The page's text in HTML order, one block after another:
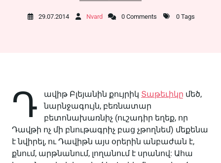
29.07.2014 Nvard 0 Comments 0 Tags
Դ ավիթ Բլեյանին քույրիկ Տաթեւիկը մեծ,
նարնջագույն, բեռնատար
բետոնախառնիչ (ուշադիր եղեք, որ
Դավթի ոչ մի բնութագրիչ բաց չթողնեմ) մեքենա
է նվիրել, ու Դավիթն այս օրերին անբաժան է,
քնում, արթնանում, լողանում է սրանով: Ահա